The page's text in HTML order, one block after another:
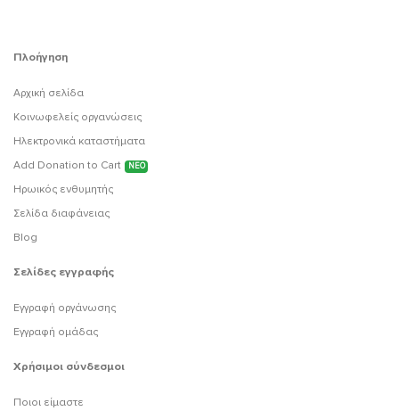
Πλοήγηση
Αρχική σελίδα
Κοινωφελείς οργανώσεις
Ηλεκτρονικά καταστήματα
Add Donation to Cart
ΝΕΟ
Ηρωικός ενθυμητής
Σελίδα διαφάνειας
Blog
Σελίδες εγγραφής
Εγγραφή οργάνωσης
Εγγραφή ομάδας
Χρήσιμοι σύνδεσμοι
Ποιοι είμαστε